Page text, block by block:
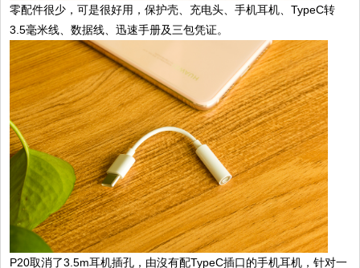
零配件很少，可是很好用，保护壳、充电头、手机耳机、TypeC转
3.5毫米线、数据线、迅速手册及三包凭证。
P20取消了3.5m耳机插孔，由沒有配TypeC插口的手机耳机，针对一